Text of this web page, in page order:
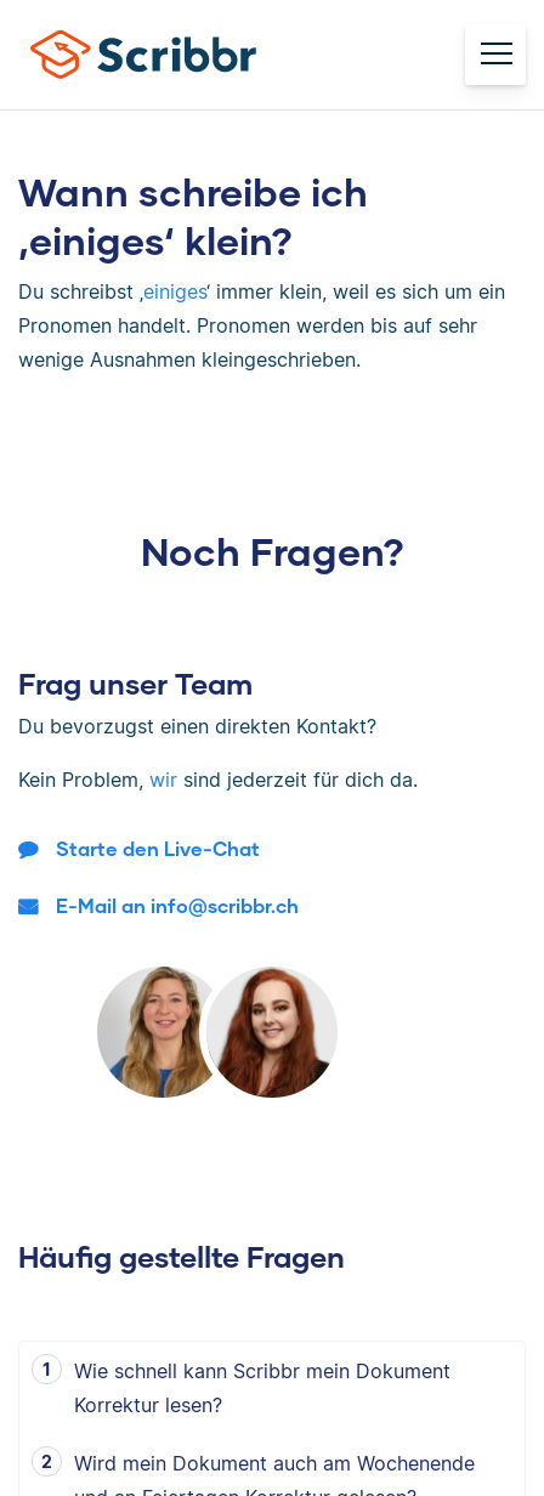
Wann schreibe ich
‚einiges‘ klein?
Du schreibst ‚einiges‘ immer klein, weil es sich um ein
Pronomen handelt. Pronomen werden bis auf sehr
wenige Ausnahmen kleingeschrieben.
Noch Fragen?
Frag unser Team
Du bevorzugst einen direkten Kontakt?
Kein Problem, wir sind jederzeit für dich da.
Starte den Live-Chat
E-Mail an info@scribbr.ch
Häufig gestellte Fragen
Wie schnell kann Scribbr mein Dokument
Korrektur lesen?
Wird mein Dokument auch am Wochenende